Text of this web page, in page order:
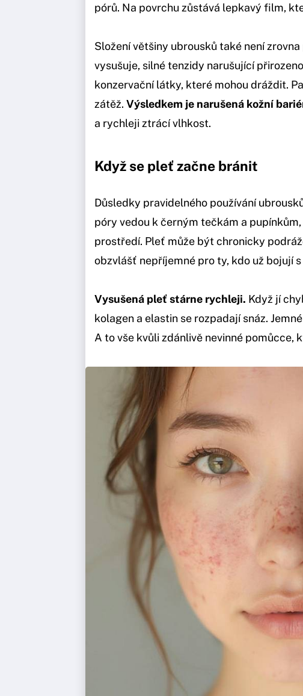
pórů. Na povrchu zůstává lepkavý film,
Složení většiny ubrousků také není
vysušuje, silné tenzidy narušující
konzervační látky, které mohou dráždit.
zátěž. Výsledkem je narušená kožní
a rychleji ztrácí vlhkost.
Když se pleť začne bránit
Důsledky pravidelného používání
póry vedou k černým tečkám a
prostředí. Pleť může být chronicky
obzvlášť nepříjemné pro ty, kdo už bojují
Vysušená pleť stárne rychleji. Když jí
kolagen a elastin se rozpadají snáz.
A to vše kvůli zdánlivě nevinné pomůcce,